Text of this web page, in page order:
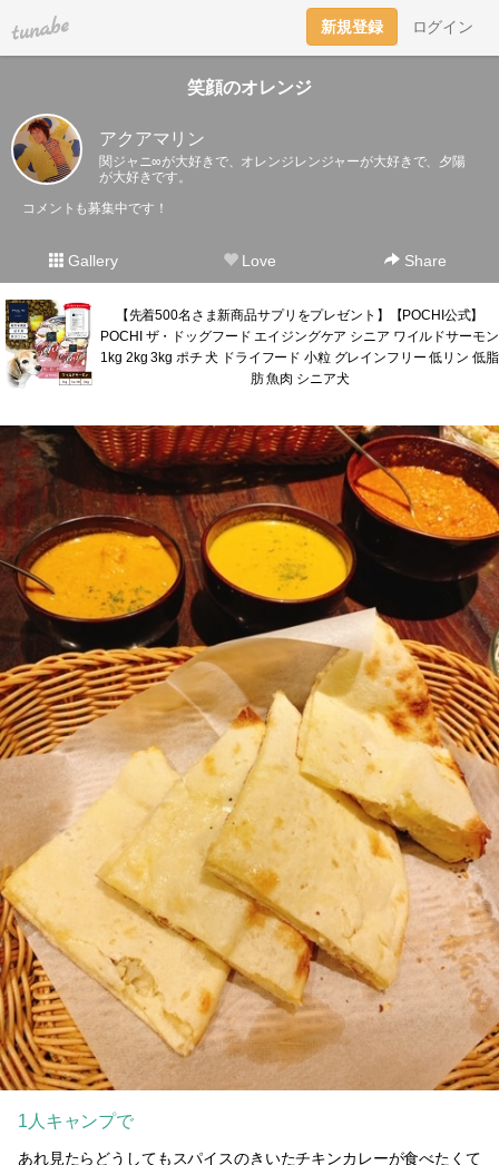
tuna.be 新規登録 ログイン
笑顔のオレンジ
アクアマリン
関ジャニ∞が大好きで、オレンジレンジャーが大好きで、夕陽
が大好きです。
コメントも募集中です！
Gallery Love Share
【先着500名さま新商品サプリをプレゼント】【POCHI公式】
POCHI ザ・ドッグフード エイジングケア シニア ワイルドサーモン
1kg 2kg 3kg ポチ 犬 ドライフード 小粒 グレインフリー 低リン 低脂
肪 魚肉 シニア犬
1人キャンプで
あれ見たらどうしてもスパイスのきいたチキンカレーが食べたくて